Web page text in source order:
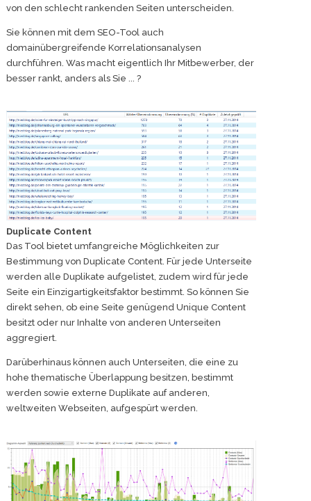
von den schlecht rankenden Seiten unterscheiden.
Sie können mit dem SEO-Tool auch
domainübergreifende Korrelationsanalysen
durchführen. Was macht eigentlich Ihr Mitbewerber, der
besser rankt, anders als Sie ... ?
Duplicate Content
Das Tool bietet umfangreiche Möglichkeiten zur
Bestimmung von Duplicate Content. Für jede Unterseite
werden alle Duplikate aufgelistet, zudem wird für jede
Seite ein Einzigartigkeitsfaktor bestimmt. So können Sie
direkt sehen, ob eine Seite genügend Unique Content
besitzt oder nur Inhalte von anderen Unterseiten
aggregiert.
Darüberhinaus können auch Unterseiten, die eine zu
hohe thematische Überlappung besitzen, bestimmt
werden sowie externe Duplikate auf anderen,
weltweiten Webseiten, aufgespürt werden.